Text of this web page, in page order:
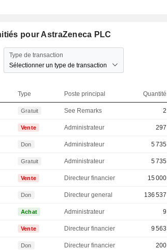
pour AstraZeneca PLC
Type de transaction
Sélectionner un type de transaction
Type Poste principal Quantité
Gratuit See Remarks 2
Vente Administrateur 297
Don Administrateur 5 735
Gratuit Administrateur 5 735
Vente Directeur financier 15 000
Don Directeur general 136 537
Achat Administrateur 9
Vente Directeur financier 9 563
Don Directeur financier 200